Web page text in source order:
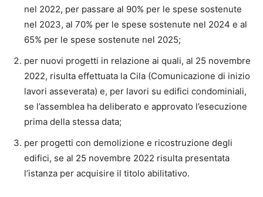
nel 2022, per passare al 90% per le spese sostenute
nel 2023, al 70% per le spese sostenute nel 2024 e al
65% per le spese sostenute nel 2025;
per nuovi progetti in relazione ai quali, al 25 novembre
2022, risulta effettuata la Cila (Comunicazione di inizio
lavori asseverata) e, per lavori su edifici condominiali,
se l’assemblea ha deliberato e approvato l’esecuzione
prima della stessa data;
per progetti con demolizione e ricostruzione degli
edifici, se al 25 novembre 2022 risulta presentata
l’istanza per acquisire il titolo abilitativo.